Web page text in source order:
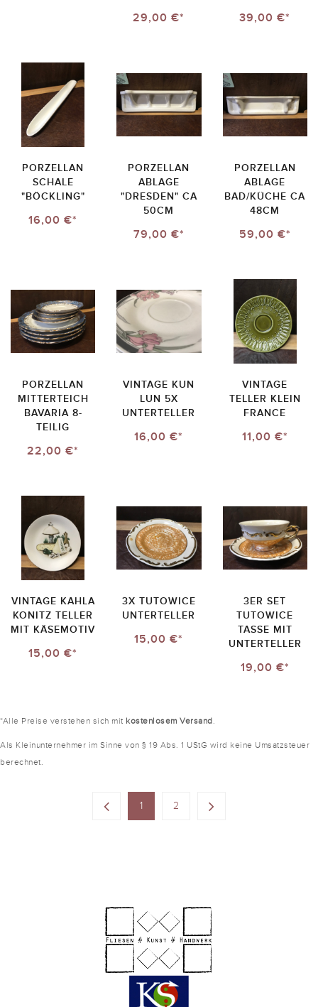
29,00 €* 39,00 €*
PORZELLAN
SCHALE
"BÖCKLING"
16,00 €*
PORZELLAN
ABLAGE
"DRESDEN" CA
50CM
79,00 €*
PORZELLAN
ABLAGE
BAD/KÜCHE CA
48CM
59,00 €*
PORZELLAN
MITTERTEICH
BAVARIA 8-
TEILIG
22,00 €*
VINTAGE KUN
LUN 5X
UNTERTELLER
16,00 €*
VINTAGE
TELLER KLEIN
FRANCE
11,00 €*
VINTAGE KAHLA
KONITZ TELLER
MIT KÄSEMOTIV
15,00 €*
3X TUTOWICE
UNTERTELLER
15,00 €*
3ER SET
TUTOWICE
TASSE MIT
UNTERTELLER
19,00 €*
*Alle Preise verstehen sich mit kostenlosem Versand.
Als Kleinunternehmer im Sinne von § 19 Abs. 1 UStG wird keine Umsatzsteuer
berechnet.
1 2